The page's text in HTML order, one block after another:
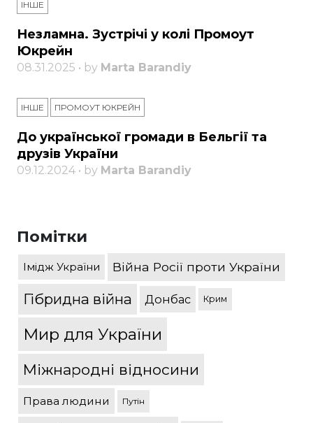
ІНШЕ
Незламна. Зустрічі у колі Промоут
Юкрейн
08.31.2025 • by Marta Barandiy
ІНШЕ ПРОМОУТ ЮКРЕЙН
До української громади в Бельгії та
друзів України
09.12.2024 • by Marta Barandiy
Помітки
Імідж України Війна Росії проти України
Гібридна війна Донбас Крим
Мир для України
Міжнародні відносини
Права людини Путін